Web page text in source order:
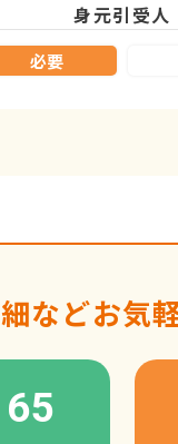
身元引受人
必要
などお気